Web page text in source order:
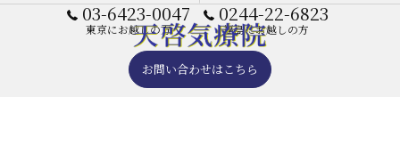
03-6423-0047
東京にお越しの方
0244-22-6823
福島にお越しの方
お問い合わせはこちら
© 2026 天啓気療院(天啓気功療法治療院) 東京店 ALL RIGHTS RESERVED.